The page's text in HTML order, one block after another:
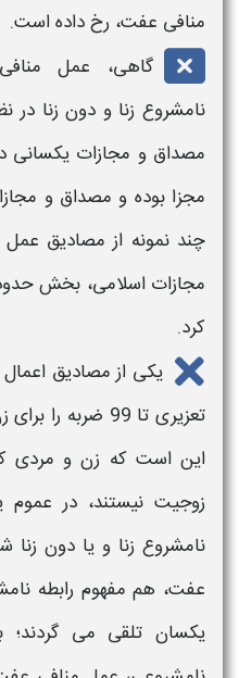
منافی عفت، رخ داده است.
گاهی، عمل
نامشروع زنا و دون زنا در
مصداق و مجازات یکسانی
مجزا بوده و مصداق و
چند نمونه از مصادیق
مجازات اسلامی، بخش
کرد.
یکی از مصادیق
تعزیری تا 99
این است که زن و مردی
زوجیت نیستند، در عموم
نامشروع زنا و یا دون زنا
عفت، هم مفهوم رابطه
یکسان تلقی می گردند؛